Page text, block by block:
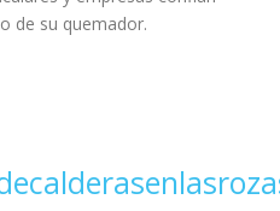
de su quemador.